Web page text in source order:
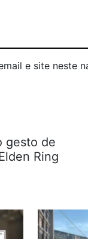
e site neste
gesto de
Ring